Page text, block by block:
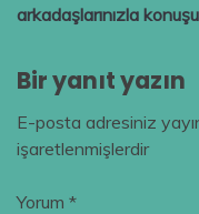
arkadaşlarınızla
Bir yanıt yazın
E-posta adresiniz
işaretlenmişlerdir
Yorum *